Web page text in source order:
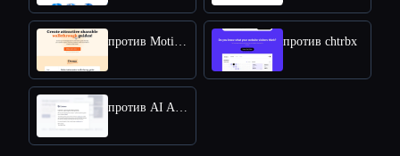
против MotionShot против chtrbx
против AI Answers by Cohere